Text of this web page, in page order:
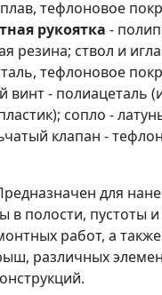
тефлоновое
рукоятка -
резина; ствол и
тефлоновое
винт - полиацеталь
сопло -
клапан -
для
в полости, пустоты и
работ, а
различных